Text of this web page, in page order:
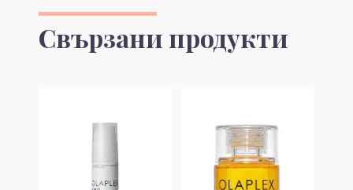
Свързани продукти